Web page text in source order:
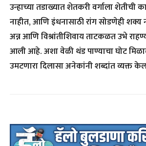
उन्हाच्या तडाख्यात शेतकरी वर्गाला शेतीची
नाहीत, आणि इंधनासाठी रांग सोडणेही शक्य
अन्न आणि विश्रांतीशिवाय ताटकळत उभे
आली आहे. अशा वेळी थंड पाण्याचा घोट
उमटणारा दिलासा अनेकांनी शब्दांत व्यक्त